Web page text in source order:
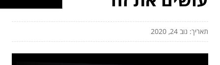
תאריך: נוב 24, 2020